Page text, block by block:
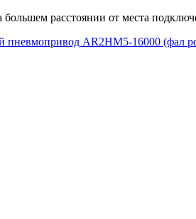
расстоянии от места
пневмопривод AR2HM5-16000 (фал